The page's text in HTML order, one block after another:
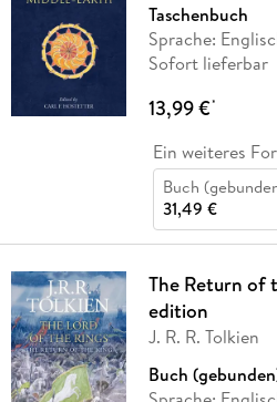
Taschenbuch
Sprache:
Sofort lieferbar
13,99 €*
Ein weiteres
Buch
31,49 €
The Return of
edition
J. R. R. Tolkien
Buch